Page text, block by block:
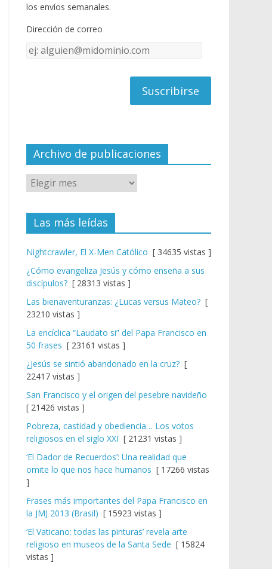
o
k e
C
el
los envíos semanales.
Dirección de correo
Dirección
Archivo de publicaciones
Las más leídas
Nightcrawler, El X-Men Católico [ 34635 vistas ]
¿Cómo evangeliza Jesús y cómo enseña a sus
discípulos? [ 28313 vistas ]
Las bienaventuranzas: ¿Lucas versus Mateo? [
23210 vistas ]
La encíclica “Laudato si” del Papa Francisco en
50 frases [ 23161 vistas ]
¿Jesús se sintió abandonado en la cruz? [
22417 vistas ]
San Francisco y el origen del pesebre navideño
[ 21426 vistas ]
Pobreza, castidad y obediencia… Los votos
religiosos en el siglo XXI [ 21231 vistas ]
‘El Dador de Recuerdos’: Una realidad que
omite lo que nos hace humanos [ 17266 vistas
]
Frases más importantes del Papa Francisco en
la JMJ 2013 (Brasil) [ 15923 vistas ]
‘El Vaticano: todas las pinturas’ revela arte
religioso en museos de la Santa Sede [ 15824
vistas ]